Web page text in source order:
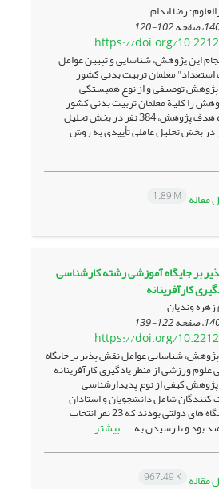
رضا اندام
102-120
https://doi.org/
این پژوهش، شناسایی و تبیین عوامل
استعداد" معلمان تربیت بدنی کشور
توصیفی و از نوع همبستگی
را کلیة معلمان تربیت بدنی کشور
تشکیل دادند. با توجه به هدف پژوهش، 384 نفر در بخش تحلیل
اکتشافی و 345 نفر در بخش تحلیل عاملی تأییدی به روش
مقاله 1.89 M
بر جایگاه آموزشی رشته کارشناسی
کارآفرینانه
وندیان
122-139
https://doi.org/
شناسایی عوامل نقش­ پذیر بر جایگاه
ورزشی از منظر یادگیری کارآفرینانه
کیفی از نوع پدیدارشناسی
شامل دانشجویان و استادان
رشته­ علوم ورزشی دانشگاه ­های دولتی بودند که 23 نفر انتخاب
بود و تا رسیدن به ... بیشتر
مقاله 967.49 K